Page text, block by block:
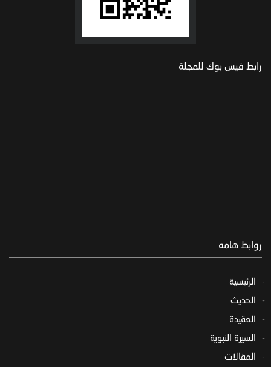
رابط فيس بوك للمجلة
روابط هامه
الرئيسية
الحديث
العقيدة
السيرة النبوية
المقالات